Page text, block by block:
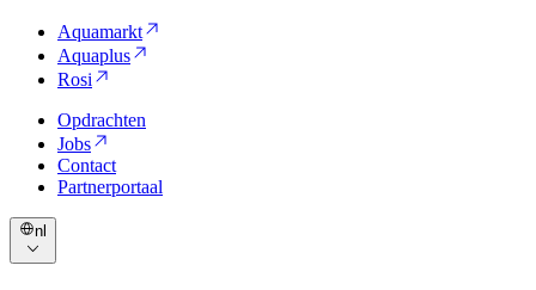
Aquamarkt
Aquaplus
Rosi
Opdrachten
Jobs
Contact
Partnerportaal
nl